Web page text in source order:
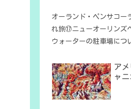
オーランド・ペンサコー
れ旅⑰ニューオーリンズ
ウォーターの駐車場につ
ア
ャ